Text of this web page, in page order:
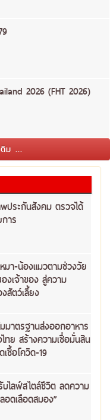
2026 (FHT 2026)
ติม ...
ประกันสังคม ตรวจได้
าร
มา-น้องแมวตามช่วงวัย
องเจ้าของ สู่ความ
สัตว์เลี้ยง
มาตรฐานส่งออกอาหาร
ไทย สร้างความเชื่อมั่นสิน
ชื้อโควิด-19
ไลฟ์สไตล์ชีวิต ลดความ
อดเลือดสมอง”